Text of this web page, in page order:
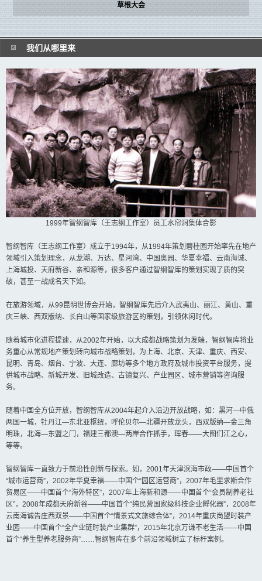
草根大会
我们从哪里来
1999年智纲智库（王志纲工作室）员工水帘洞集体合影
智纲智库（王志纲工作室）成立于1994年，从1994年策划碧桂园开始率先在地产
领域引入策划理念，从龙湖、万达、星河湾、中国奥园、华夏幸福、云南海诚、
上海城投、天府新谷、亲和源等，很多客户通过智纲智库的策划实现了质的突
破，甚至一战成名天下知。
在旅游领域，从99昆明世博会开始，智纲智库先后介入武夷山、丽江、黄山、重
庆三峡、西双版纳、长白山等国家级旅游区的策划，引领休闲时代。
随着城市化进程提速，从2002年开始，以大成都战略策划为发端，智纲智库将业
务重心从常规地产策划转向城市战略策划，为上海、北京、天津、重庆、西安、
昆明、青岛、烟台、宁波、大连、廊坊等多个地方政府及城市投资平台服务，提
供城市战略、新城开发、旧城改造、古镇复兴、产业园区、城市营销等咨询服
务。
随着中国全方位开放，智纲智库从2004年起介入沿边开放战略，如：黑河—中俄
两国一城，牡丹江—东北亚枢纽，呼伦贝尔—北疆开放龙头，西双版纳—金三角
明珠，北海—东盟之门，福建三都澳—两岸合作抓手，珲春——大图们江之心，
等等。
智纲智库一直致力于前沿性创新与探索。如，2001年天津滨海市政——中国首个
“城市运营商”，2002年华夏幸福——中国个“园区运营商”，2007年毛里求斯合作
贸易区——中国首个“海外特区”，2007年上海新和源——中国首个“会员制养老社
区”，2008年成都天府新谷——中国首个“纯民营国家级科技企业孵化器”，2008年
云南海诚告庄西双景——中国首个“情景式文旅综合体”，2014年重庆尚盟时装产
业园——中国首个“全产业链时装产业集群”，2015年北京万谦不老生活——中国
首个“养生型养老服务商”……智纲智库在多个前沿领域树立了标杆案例。